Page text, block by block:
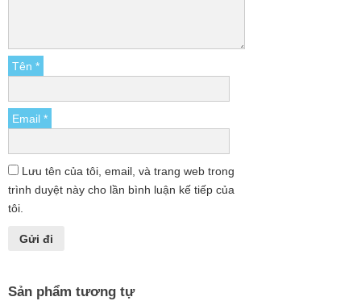
Tên *
Email *
Lưu tên của tôi, email, và trang web trong
trình duyệt này cho lần bình luận kế tiếp của
tôi.
Sản phẩm tương tự